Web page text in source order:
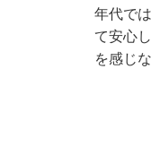
年代で
て安心
を感じ